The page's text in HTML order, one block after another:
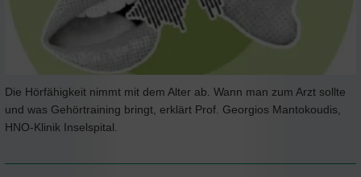
Die Hörfähigkeit nimmt mit dem Alter ab. Wann man zum Arzt sollte
und was Gehörtraining bringt, erklärt Prof. Georgios Mantokoudis,
HNO-Klinik Inselspital.